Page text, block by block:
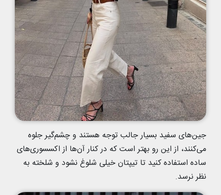
جین‌های سفید بسیار جالب توجه هستند و چشم‌گیر جلوه
می‌کنند، از این رو بهتر است که در کنار آن‌ها از اکسسوری‌های
ساده استفاده کنید تا تیپتان خیلی شلوغ نشود و شلخته به
نظر نرسد.